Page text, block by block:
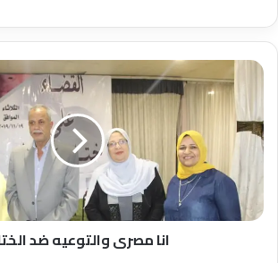
انا
مصرى
والتوعيه
ضد
الختان
انا مصرى والتوعيه ضد